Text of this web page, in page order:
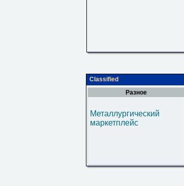
Classified
Разное
Металлургический
маркетплейс